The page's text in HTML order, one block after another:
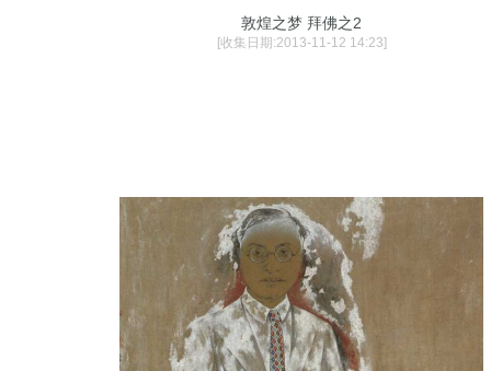
敦煌之梦 拜佛之2
[收集日期:2013-11-12 14:23]